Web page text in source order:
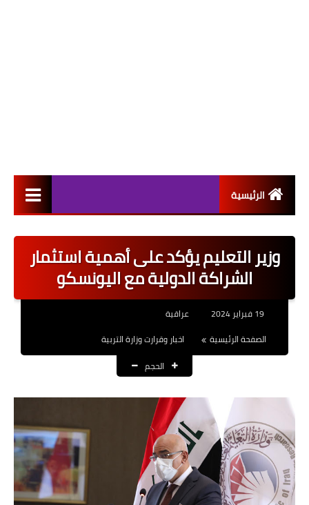
الرئيسية
اخبار القطاع العام
اخبار القطاع الخاص
العقود والاجور اليومية
المنح المالية
وزير التعليم يؤكد على أهمية استثمار
الشراكة الدولية مع اليونسكو
عراقية
الصفحة الرئيسية
اخبار وقرارت وزارة التربية
الحجم